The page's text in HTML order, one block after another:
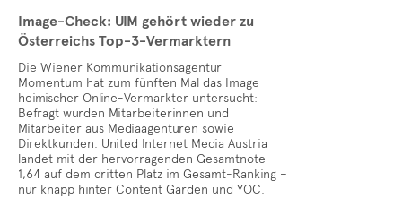
Image-Check: UIM gehört wieder zu
Österreichs Top-3-Vermarktern
Die Wiener Kommunikationsagentur
Momentum hat zum fünften Mal das Image
heimischer Online-Vermarkter untersucht:
Befragt wurden Mitarbeiterinnen und
Mitarbeiter aus Mediaagenturen sowie
Direktkunden. United Internet Media Austria
landet mit der hervorragenden Gesamtnote
1,64 auf dem dritten Platz im Gesamt-Ranking –
nur knapp hinter Content Garden und YOC.